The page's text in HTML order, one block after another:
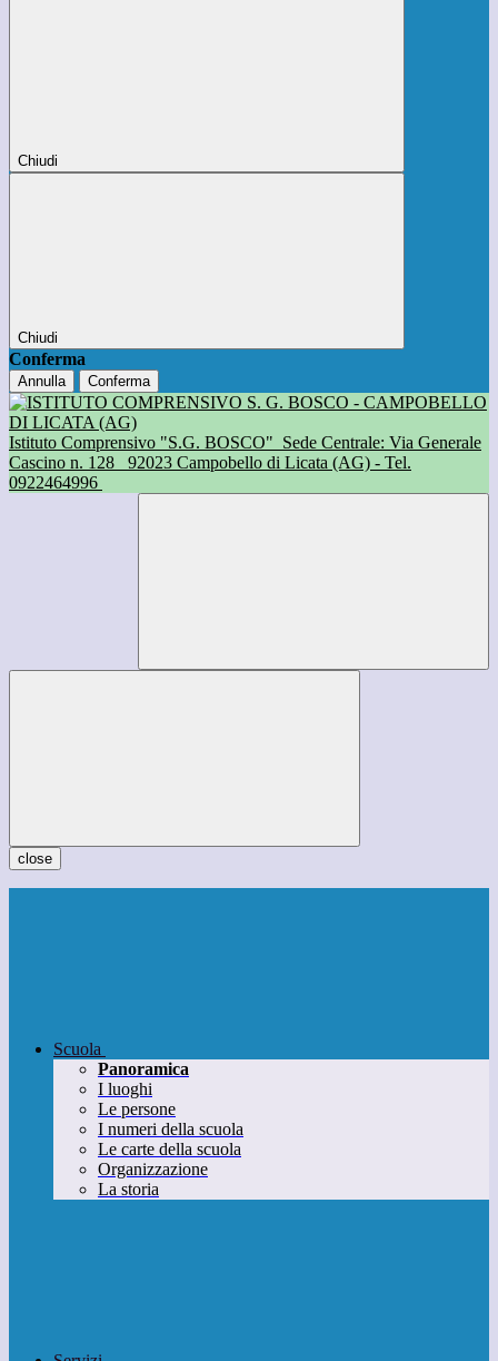
Chiudi
Chiudi
Conferma
Annulla Conferma
Istituto Comprensivo "S.G. BOSCO" Sede Centrale: Via Generale
Cascino n. 128
92023 Campobello di Licata (AG) - Tel.
0922464996
close
Scuola
Panoramica
I luoghi
Le persone
I numeri della scuola
Le carte della scuola
Organizzazione
La storia